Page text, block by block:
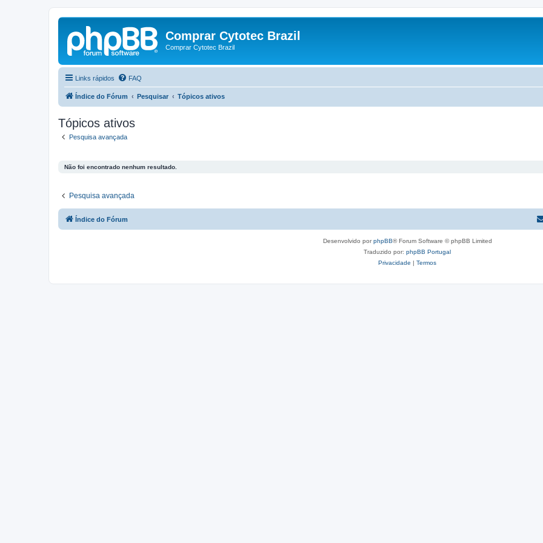
Comprar Cytotec Brazil
Comprar Cytotec Brazil
Links rápidos FAQ
Índice do Fórum Pesquisar Tópicos ativos
Tópicos ativos
Pesquisa avançada
Não foi encontrado nenhum resultado.
Pesquisa avançada
Índice do Fórum
Desenvolvido porphpBB® Forum Software © phpBB Limited
Traduzido por: phpBB Portugal
Privacidade | Termos